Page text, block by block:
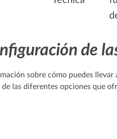
de
sobre cómo puedes
las diferentes opciones que